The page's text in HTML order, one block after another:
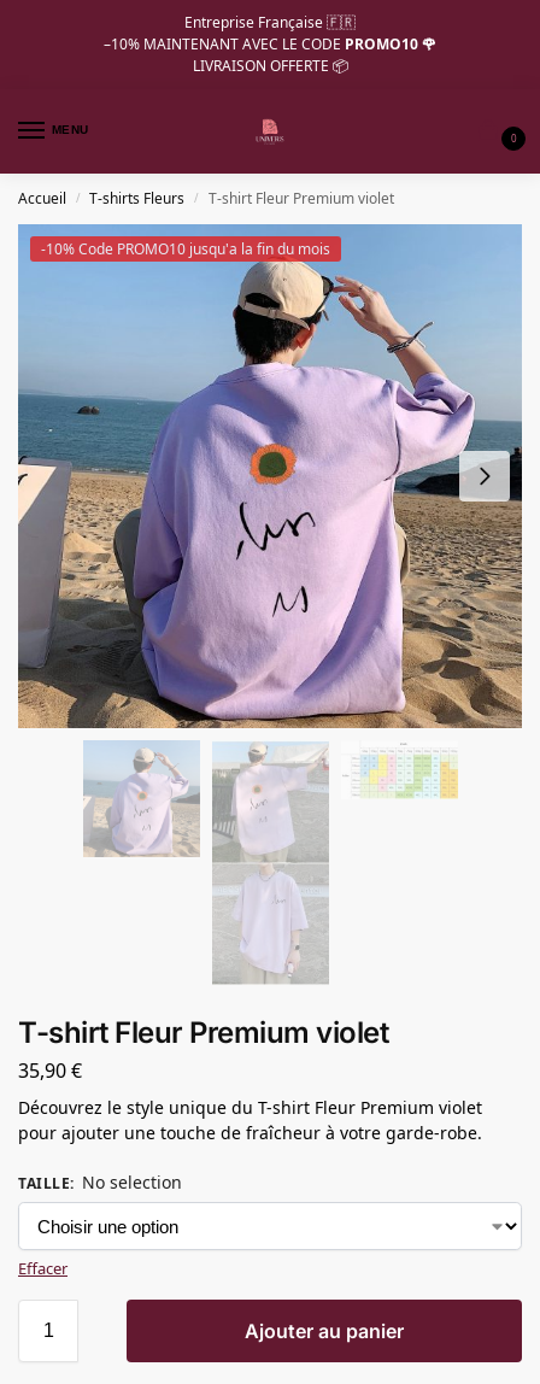
Entreprise Française 🇫🇷
–10% MAINTENANT AVEC LE CODE PROMO10 🌹
LIVRAISON OFFERTE 📦
MENU
0
Accueil / T-shirts Fleurs / T-shirt Fleur Premium violet
-10% Code PROMO10 jusqu'a la fin du mois
T-shirt Fleur Premium violet
35,90€
Découvrez le style unique du T-shirt Fleur Premium violet
pour ajouter une touche de fraîcheur à votre garde-robe.
TAILLE: No selection
Effacer
Ajouter au panier